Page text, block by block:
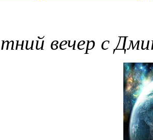
вечер с